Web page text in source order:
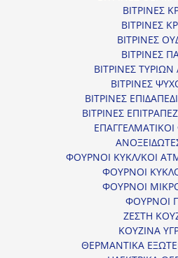
ΒΙΤΡΙΝΕΣ
ΒΙΤΡΙΝΕΣ
ΒΙΤΡΙΝΕΣ
ΒΙΤΡΙΝΕΣ
ΒΙΤΡΙΝΕΣ
ΒΙΤΡΙΝΕΣ
ΒΙΤΡΙΝΕΣ
ΒΙΤΡΙΝΕΣ
ΦΟΥΡΝΟΙ ΚΥΚΛ/ΚΟΙ
ΦΟΥΡΝΟΙ
ΦΟΥΡΝΟΙ
ΦΟΥΡΝΟΙ
ΖΕΣΤΗ
ΚΟΥΖΙΝΑ
ΘΕΡΜΑΝΤΙΚΑ